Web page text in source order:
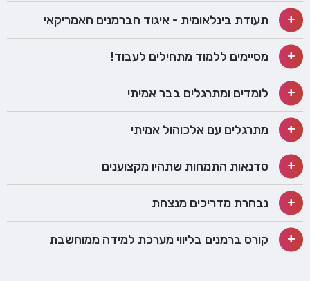
תעודת בינלאומית - איגוד הברמנים האמריקאי
מסיימים ללמוד מתחילים לעבוד!
לומדים ומתרגלים בבר אמיתי
מתרגלים עם אלכוהול אמיתי
סדנאות התמחות שתהיו מקצוענים
נבחרת מדריכים מנצחת
קורס ברמנים בליווי מערכת למידה ממוחשבת